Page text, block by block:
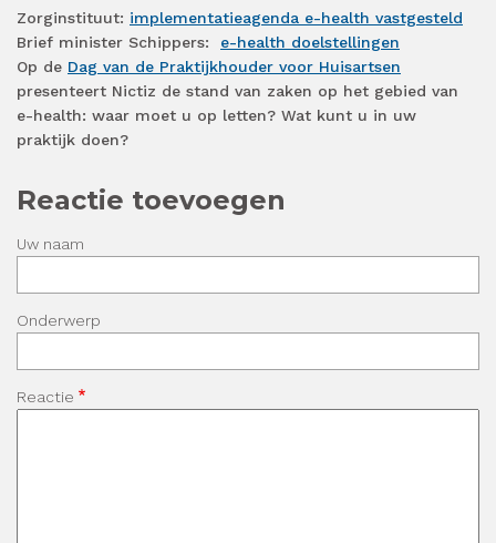
Zorginstituut: implementatieagenda e-health vastgesteld
Brief minister Schippers: e-health doelstellingen
Op de Dag van de Praktijkhouder voor Huisartsen
presenteert Nictiz de stand van zaken op het gebied van
e-health: waar moet u op letten? Wat kunt u in uw
praktijk doen?
Reactie toevoegen
Uw naam
Onderwerp
Reactie